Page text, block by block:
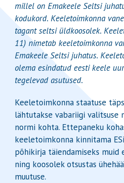
millel on Emakeele Seltsi
kodukord. Keeletoimkonna
tagant seltsi üldkoosolek.
11) nimetab keeletoimkonna
Emakeele Seltsi juhatus.
olema esindatud eesti keele
tegelevad asutused.
Keeletoimkonna staatuse
lähtutakse vabariigi valitsuse
normi kohta. Ettepaneku
keeletoimkonna kinnitama
põhikirja täiendamiseks
ning koosolek otsustas
muutuse.